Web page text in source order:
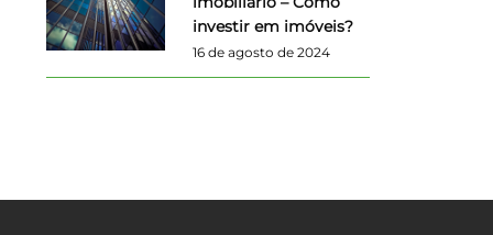
investir em imóveis?
16 de agosto de 2024